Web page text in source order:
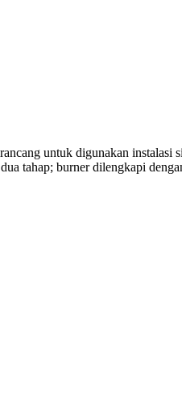
untuk digunakan instalasi
tahap; burner dilengkapi